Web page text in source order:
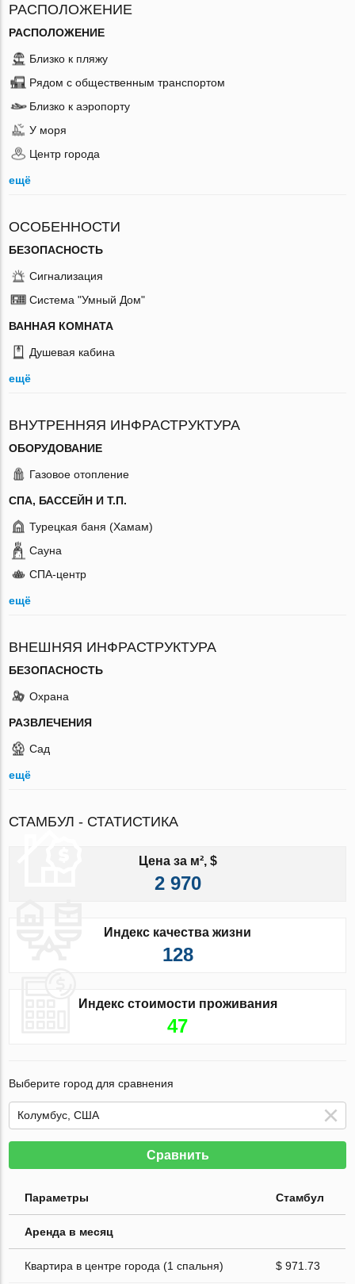
РАСПОЛОЖЕНИЕ
РАСПОЛОЖЕНИЕ
Близко к пляжу
Рядом с общественным транспортом
Близко к аэропорту
У моря
Центр города
ещё
ОСОБЕННОСТИ
БЕЗОПАСНОСТЬ
Сигнализация
Система "Умный Дом"
ВАННАЯ КОМНАТА
Душевая кабина
ещё
ВНУТРЕННЯЯ ИНФРАСТРУКТУРА
ОБОРУДОВАНИЕ
Газовое отопление
СПА, БАССЕЙН И Т.П.
Турецкая баня (Хамам)
Сауна
СПА-центр
ещё
ВНЕШНЯЯ ИНФРАСТРУКТУРА
БЕЗОПАСНОСТЬ
Охрана
РАЗВЛЕЧЕНИЯ
Сад
ещё
СТАМБУЛ - СТАТИСТИКА
Цена за м², $
2 970
Индекс качества жизни
128
Индекс стоимости проживания
47
Выберите город для сравнения
Сравнить
Параметры Стамбул
Аренда в месяц
Квартира в центре города (1 спальня) $ 971.73